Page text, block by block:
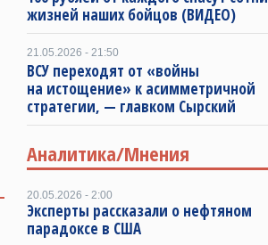
жизней наших бойцов (ВИДЕО)
21.05.2026 - 21:50
ВСУ переходят от «войны
на истощение» к асимметричной
стратегии, — главком Сырский
Аналитика/Мнения
20.05.2026 - 2:00
Эксперты рассказали о нефтяном
парадоксе в США